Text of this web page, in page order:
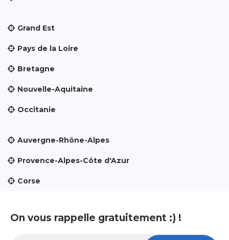
Grand Est
Pays de la Loire
Bretagne
Nouvelle-Aquitaine
Occitanie
Auvergne-Rhône-Alpes
Provence-Alpes-Côte d'Azur
Corse
On vous rappelle gratuitement :) !